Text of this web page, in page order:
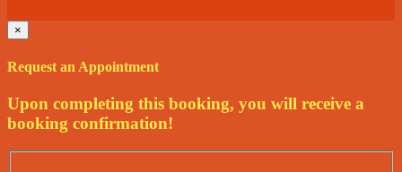
×
Request an Appointment
Upon completing this booking, you will receive a
booking confirmation!